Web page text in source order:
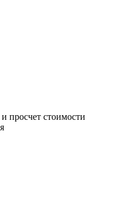
просчет стоимости